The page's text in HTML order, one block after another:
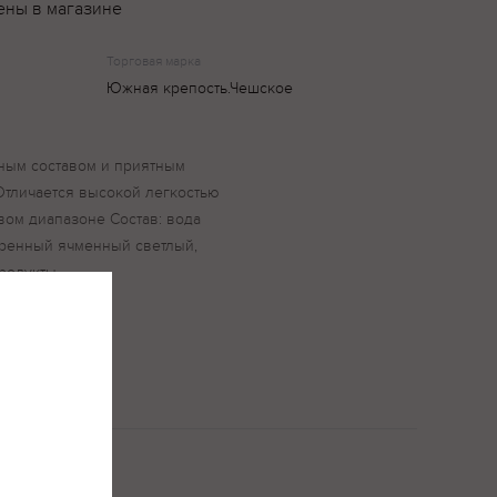
в магазине
Торговая марка
Южная крепость.Чешское
составом и приятным
высокой легкостью
диапазоне Состав: вода
ячменный светлый,